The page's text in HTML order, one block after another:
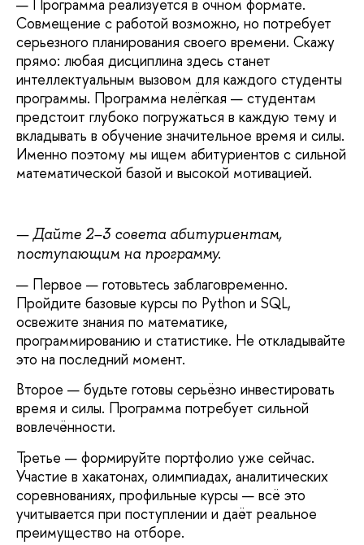
— Программа реализуется в очном формате.
Совмещение с работой возможно, но потребует
серьезного планирования своего времени. Скажу
прямо: любая дисциплина здесь станет
интеллектуальным вызовом для каждого студенты
программы. Программа нелёгкая — студентам
предстоит глубоко погружаться в каждую тему и
вкладывать в обучение значительное время и силы.
Именно поэтому мы ищем абитуриентов с сильной
математической базой и высокой мотивацией.
— Дайте 2–3 совета абитуриентам,
поступающим на программу.
— Первое — готовьтесь заблаговременно.
Пройдите базовые курсы по Python и SQL,
освежите знания по математике,
программированию и статистике. Не откладывайте
это на последний момент.
Второе — будьте готовы серьёзно инвестировать
время и силы. Программа потребует сильной
вовлечённости.
Третье — формируйте портфолио уже сейчас.
Участие в хакатонах, олимпиадах, аналитических
соревнованиях, профильные курсы — всё это
учитывается при поступлении и даёт реальное
преимущество на отборе.